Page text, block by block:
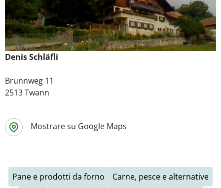
Denis Schläfli
Brunnweg 11
2513 Twann
Mostrare su Google Maps
Pane e prodotti da forno
Carne, pesce e alternative